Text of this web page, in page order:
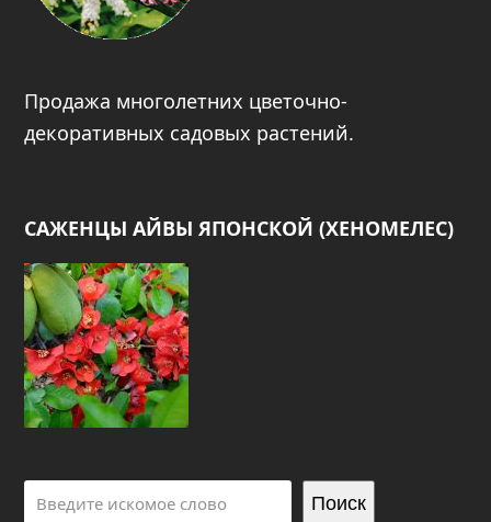
Продажа многолетних цветочно-
декоративных садовых растений.
САЖЕНЦЫ АЙВЫ ЯПОНСКОЙ (ХЕНОМЕЛЕС)
Поиск